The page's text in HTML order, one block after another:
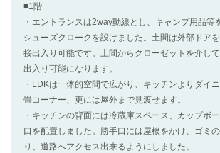
■1階
・エントランスは2way動線とし、キャンプ用品等
シューズクロークを設けました。土間は外部ドア
接出入り可能です。土間からクローゼットを介し
出入り可能になります。
・LDKは一体的空間で広がり、キッチンよりダイニ
畳コーナー、更には屋外まで見渡せます。
・キッチンの背面には冷蔵庫スペース、カップボ
口を配置しました。勝手口には屋根をかけ、ゴミ
り、道路へアクセス出来るようにしました。